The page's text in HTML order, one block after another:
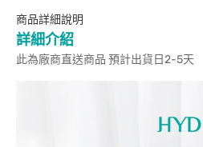
商品詳細說明
詳細介紹
此為廠商直送商品 預計出貨日2-5天